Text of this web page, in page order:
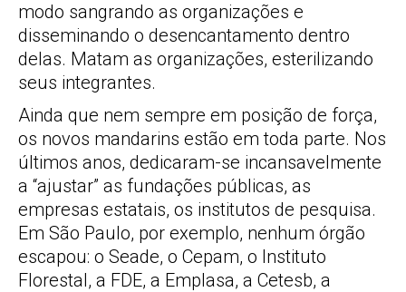
modo sangrando as organizações e
disseminando o desencantamento dentro
delas. Matam as organizações, esterilizando
seus integrantes.
Ainda que nem sempre em posição de força,
os novos mandarins estão em toda parte. Nos
últimos anos, dedicaram-se incansavelmente
a “ajustar” as fundações públicas, as
empresas estatais, os institutos de pesquisa.
Em São Paulo, por exemplo, nenhum órgão
escapou: o Seade, o Cepam, o Instituto
Florestal, a FDE, a Emplasa, a Cetesb, a